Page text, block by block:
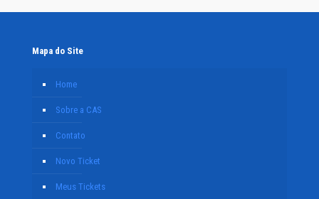
Mapa do Site
Home
Sobre a CAS
Contato
Novo Ticket
Meus Tickets